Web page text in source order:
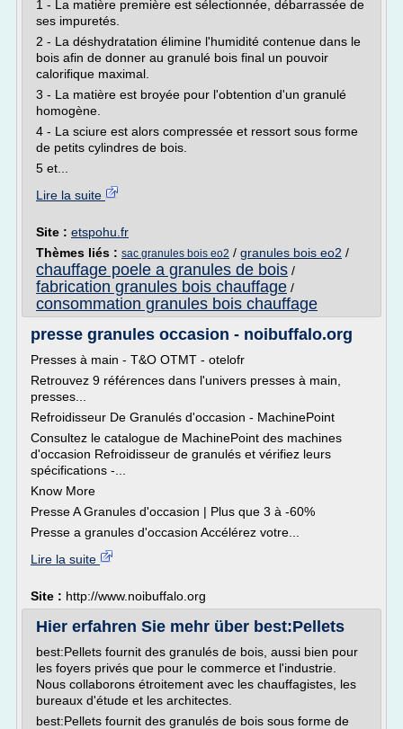
1 - La matière première est sélectionnée, débarrassée de
ses impuretés.
2 - La déshydratation élimine l'humidité contenue dans le
bois afin de donner au granulé bois final un pouvoir
calorifique maximal.
3 - La matière est broyée pour l'obtention d'un granulé
homogène.
4 - La sciure est alors compressée et ressort sous forme
de petits cylindres de bois.
5 et...
Lire la suite
Site : etspohu.fr
Thèmes liés : sac granules bois eo2 / granules bois eo2 /
chauffage poele a granules de bois /
fabrication granules bois chauffage /
consommation granules bois chauffage
presse granules occasion - noibuffalo.org
Presses à main - T&O OTMT - otelofr
Retrouvez 9 références dans l'univers presses à main,
presses...
Refroidisseur De Granulés d'occasion - MachinePoint
Consultez le catalogue de MachinePoint des machines
d'occasion Refroidisseur de granulés et vérifiez leurs
spécifications -...
Know More
Presse A Granules d'occasion | Plus que 3 à -60%
Presse a granules d'occasion Accélérez votre...
Lire la suite
Site : http://www.noibuffalo.org
Hier erfahren Sie mehr über best:Pellets
best:Pellets fournit des granulés de bois, aussi bien pour
les foyers privés que pour le commerce et l'industrie.
Nous collaborons étroitement avec les chauffagistes, les
bureaux d'étude et les architectes.
best:Pellets fournit des granulés de bois sous forme de